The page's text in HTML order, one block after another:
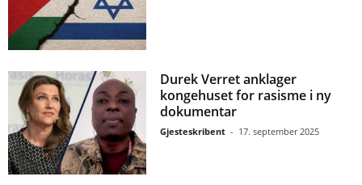
Durek Verret anklager
kongehuset for rasisme i ny
dokumentar
Gjesteskribent - 17. september 2025